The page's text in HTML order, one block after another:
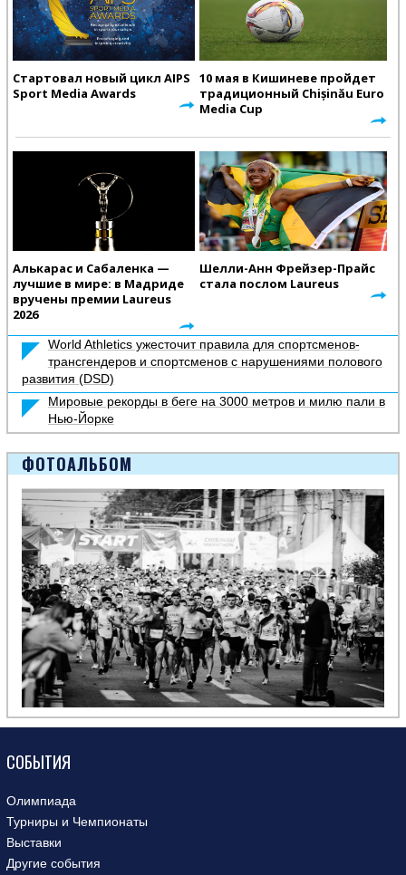
Стартовал новый цикл AIPS
Sport Media Awards
10 мая в Кишиневе пройдет
традиционный Chișinău Euro
Media Cup
Алькарас и Сабаленка —
лучшие в мире: в Мадриде
вручены премии Laureus
2026
Шелли-Анн Фрейзер-Прайс
стала послом Laureus
World Athletics ужесточит правила для спортсменов-
трансгендеров и спортсменов с нарушениями полового
развития (DSD)
Мировые рекорды в беге на 3000 метров и милю пали в
Нью-Йорке
ФОТОАЛЬБОМ
СОБЫТИЯ
Олимпиада
Турниры и Чемпионаты
Выставки
Другие события